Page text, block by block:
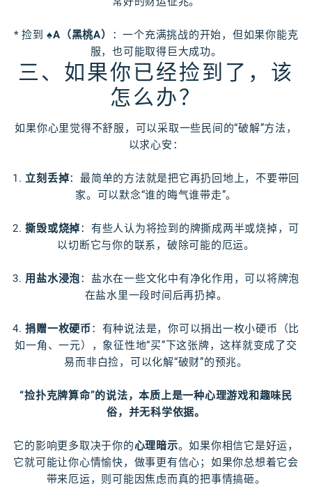
* 捡到♠A（黑桃A）
：一个充满挑战的开始，但如果你能克
服，也可能取得巨大成功。
三、如果你已经捡到了，该
怎么办？
如果你心里觉得不舒服，可以采取一些民间的“破解”方法，
以求心安：
1.立刻丢掉：最简单的方法就是把它再扔回地上，不要带回
家。可以默念“谁的晦气谁带走”。
2.撕毁或烧掉：有些人认为将捡到的牌撕成两半或烧掉，可
以切断它与你的联系，破除可能的厄运。
3. 用盐水浸泡：盐水在一些文化中有净化作用，可以将牌泡
在盐水里一段时间后再扔掉。
4.捐赠一枚硬币：有种说法是，你可以捐出一枚小硬币（比
如一角、一元），象征性地“买”下这张牌，这样就变成了交
易而非白捡，可以化解“破财”的预兆。
“捡扑克牌算命”的说法，本质上是一种心理游戏和趣味民
俗，并无科学依据。
它的影响更多取决于你的心理暗示。如果你相信它是好运，
它就可能让你心情愉快，做事更有信心；如果你总想着它会
带来厄运，则可能因焦虑而真的把事情搞砸。